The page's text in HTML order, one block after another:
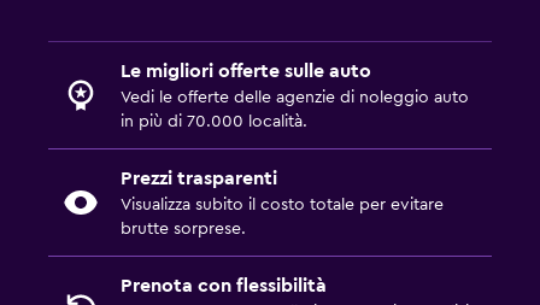
Le migliori offerte sulle auto
Vedi le offerte delle agenzie di noleggio auto
in più di 70.000 località.
Prezzi trasparenti
Visualizza subito il costo totale per evitare
brutte sorprese.
Prenota con flessibilità